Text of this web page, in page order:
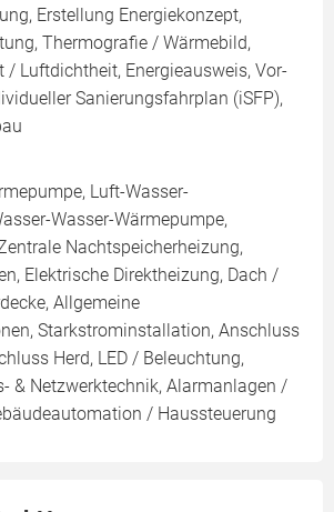
Erstellung Energiekonzept,
Thermografie / Wärmebild,
/ Luftdichtheit, Energieausweis, Vor-
Sanierungsfahrplan (iSFP),
Luft-Wasser-
Wasser-Wärmepumpe,
Nachtspeicherheizung,
Elektrische Direktheizung, Dach /
Allgemeine
Starkstrominstallation, Anschluss
Herd, LED / Beleuchtung,
& Netzwerktechnik, Alarmanlagen /
/ Haussteuerung